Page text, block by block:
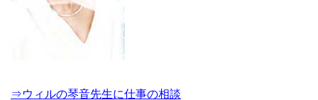
⇒ウィルの琴音先生に仕事の相談